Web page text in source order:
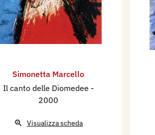
Simonetta Marcello
Il canto delle Diomedee -
2000
Visualizza scheda